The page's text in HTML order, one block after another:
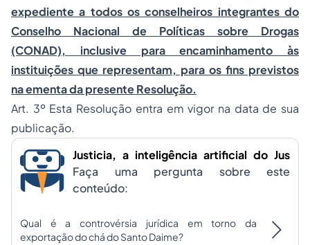
expediente a todos os conselheiros integrantes do
Conselho Nacional de Políticas sobre Drogas
(CONAD), inclusive para encaminhamento às
instituições que representam, para os fins previstos
na ementa da presente Resolução.
Art. 3º Esta Resolução entra em vigor na data de sua
publicação.
Justicia, a inteligência artificial do Jus
Faça uma pergunta sobre este
conteúdo:
Qual é a controvérsia jurídica em torno da
exportação do chá do Santo Daime?